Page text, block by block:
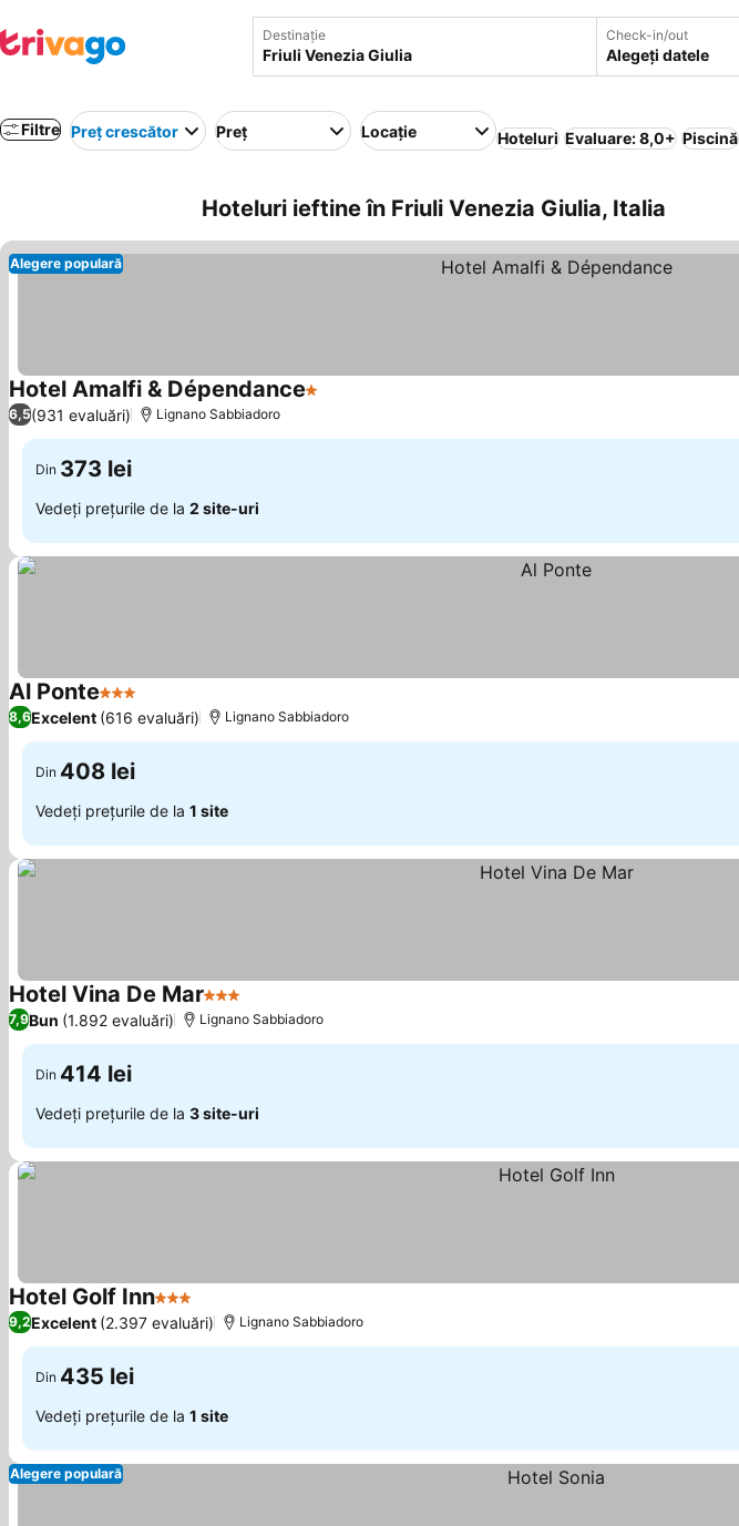
Destinație Check-in/out
Alegeți datele
Filtre Preț crescător Preț Locație Hoteluri Evaluare: 8,0+ Piscină
Hoteluri ieftine în Friuli Venezia Giulia, Italia
Alegere populară
Hotel Amalfi & Dépendance1 Stele
6,5(931 evaluări) Lignano Sabbiadoro
Din 373 lei
Vedeți prețurile de la 2 site-uri
Al Ponte3 Stele
8,6Excelent (616 evaluări) Lignano Sabbiadoro
Din 408 lei
Vedeți prețurile de la 1 site
Hotel Vina De Mar3 Stele
7,9Bun (1.892 evaluări) Lignano Sabbiadoro
Din 414 lei
Vedeți prețurile de la 3 site-uri
Hotel Golf Inn3 Stele
9,2Excelent (2.397 evaluări) Lignano Sabbiadoro
Din 435 lei
Vedeți prețurile de la 1 site
Alegere populară